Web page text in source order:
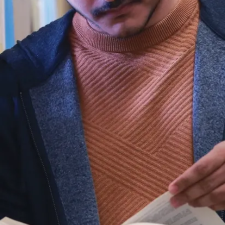
projets du Service
des installations ...
Le 30 jui., 2026
En savoir plus
Nouvelles
Les équipes de
robotique de
l’Université
Laurentienne
remportent
divers prix lors
de la FIRA
RoboWor...
Les Équipes de
robotique de